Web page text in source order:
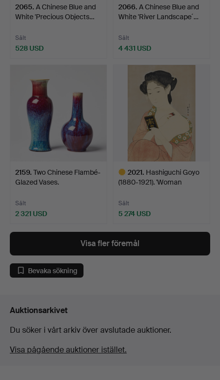
2065. A Chinese Blue and
White 'Precious Objects…
Sålt
528 USD
2066. A Chinese Blue and
White 'River Landscape´…
Sålt
4 431 USD
2159. Two Chinese Flambé-
Glazed Vases.
Sålt
2 321 USD
2021. Hashiguchi Goyo
(1880-1921). 'Woman
Sålt
5 274 USD
föremål
Visa fler föremål
Bevaka sökning
Auktionsarkivet
Du söker i vårt arkiv över avslutade auktioner.
Visa pågående auktioner istället.